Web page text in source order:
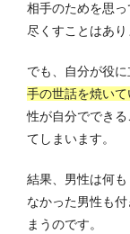
相手のためを思
尽くすことはあり
でも、自分が役
手の世話を焼い
性が自分ででき
てしまいます。
結果、男性は何
なかった男性も
まうのです。